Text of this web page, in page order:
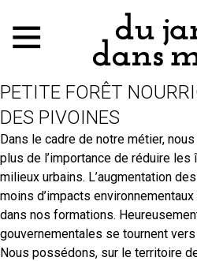
PETITE FORÊT
DES PIVOINES
Dans le cadre de notre métier,
plus de l’importance de réduire
milieux urbains. L’augmentation
moins d’impacts
dans nos formations.
gouvernementales se tournent vers
Nous possédons, sur le territoire